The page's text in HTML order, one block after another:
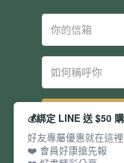
💰綁定 LINE 送 $50
好友專屬優惠就在這裡
❤️ 會員好康搶先報